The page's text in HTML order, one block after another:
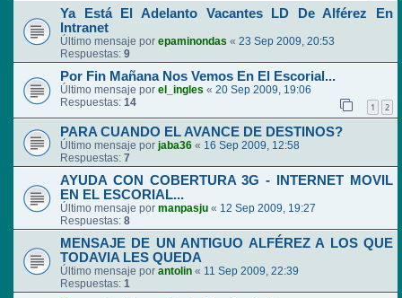
Ya Está El Adelanto Vacantes LD De Alférez En
Intranet
Último mensaje por epaminondas « 23 Sep 2009, 20:53
Respuestas: 9
Por Fin Mañana Nos Vemos En El Escorial...
Último mensaje por el_ingles « 20 Sep 2009, 19:06
Respuestas: 14 1 2
PARA CUANDO EL AVANCE DE DESTINOS?
Último mensaje por jaba36 « 16 Sep 2009, 12:58
Respuestas: 7
AYUDA CON COBERTURA 3G - INTERNET MOVIL
EN EL ESCORIAL...
Último mensaje por manpasju « 12 Sep 2009, 19:27
Respuestas: 8
MENSAJE DE UN ANTIGUO ALFÉREZ A LOS QUE
TODAVIA LES QUEDA
Último mensaje por antolin « 11 Sep 2009, 22:39
Respuestas: 1